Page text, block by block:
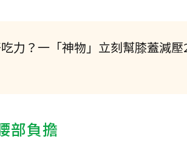
力？一「神物」立刻幫膝蓋減壓
部負擔